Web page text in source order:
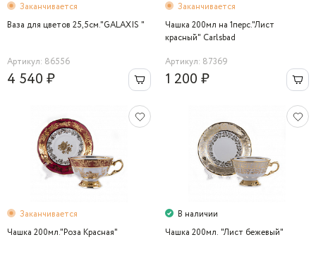
Заканчивается
Ваза для цветов 25,5см."GALAXIS "
Артикул: 86556
4 540 ₽
Заканчивается
Чашка 200мл на 1перс."Лист
красный" Carlsbad
Артикул: 87369
1 200 ₽
Заканчивается
Чашка 200мл."Роза Красная"
В наличии
Чашка 200мл. "Лист бежевый"